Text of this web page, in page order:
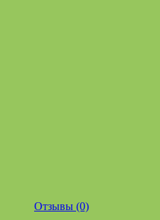
Отзывы (0)